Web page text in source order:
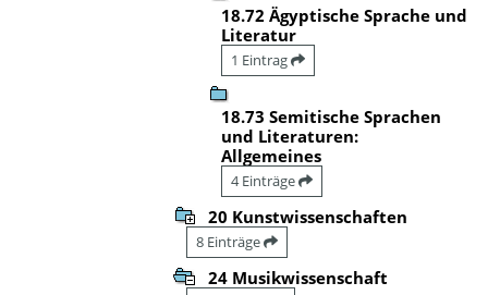
18.72 Ägyptische Sprache und
Literatur
1 Eintrag
18.73 Semitische Sprachen
und Literaturen:
Allgemeines
4 Einträge
20 Kunstwissenschaften
8 Einträge
24 Musikwissenschaft